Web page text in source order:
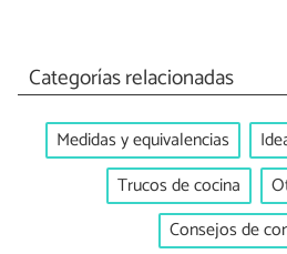
Categorías relacionadas
Medidas y equivalencias
Trucos de cocina
Consejos de